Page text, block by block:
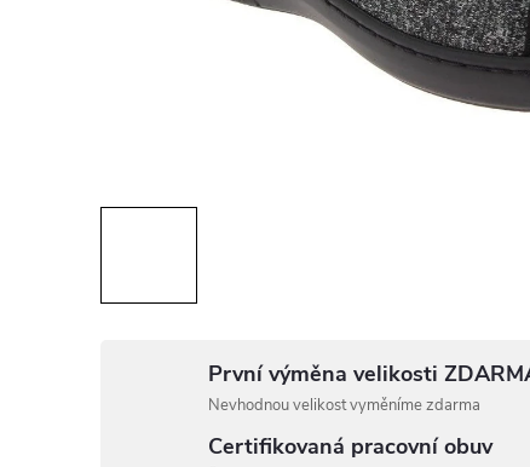
První výměna velikosti
Nevhodnou velikost vyměníme zdarma
Certifikovaná pracovní obuv